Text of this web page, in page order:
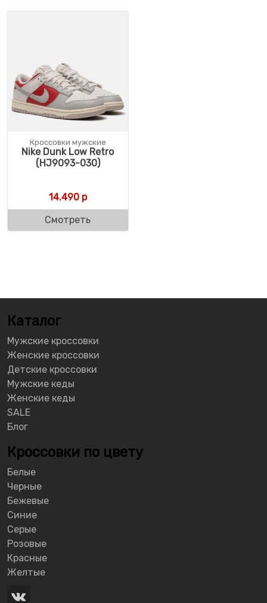
Кроссовки мужские
Nike Dunk Low Retro
(HJ9093-030)
14.490р
Смотреть
Каталог
Мужские кроссовки
Женские кроссовки
Детские кроссовки
Мужские кеды
Женские кеды
SALE
Блог
Кроссовки по цвету
Белые
Черные
Бежевые
Синие
Серые
Розовые
Красные
Желтые